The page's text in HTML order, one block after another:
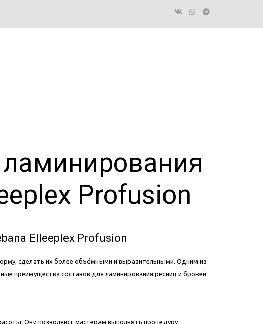
Profusion
Elleeplex Profusion
сделать их более объёмными и выразительными. Одним из
преимущества составов для ламинирования ресниц и бровей
Они позволяют мастерам выполнять процедуру